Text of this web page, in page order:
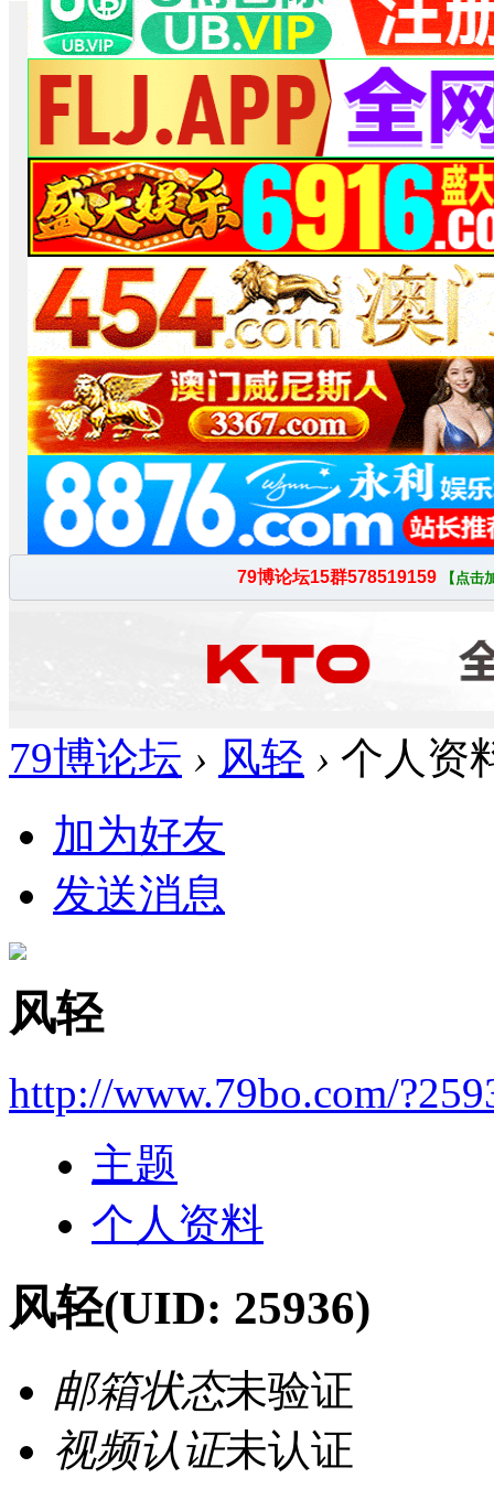
79博论坛 › 风轻 › 个人资
加为好友
发送消息
风轻
http://www.79bo.com/
主题
个人资料
风轻(UID: 25936)
邮箱状态未验证
视频认证未认证